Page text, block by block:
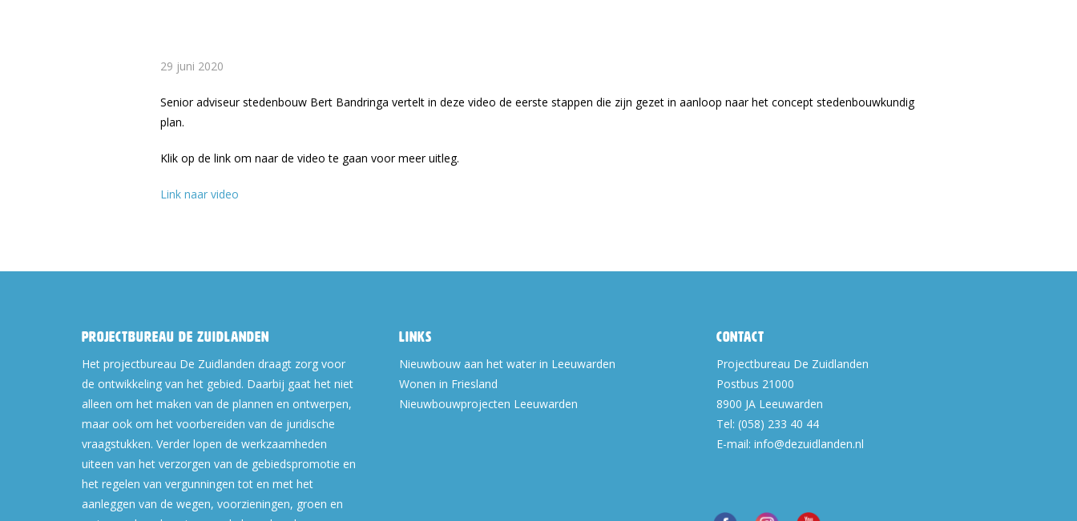
29 juni 2020
Senior adviseur stedenbouw Bert Bandringa vertelt in deze video de eerste stappen die zijn gezet in aanloop naar het concept stedenbouwkundig
plan.
Klik op de link om naar de video te gaan voor meer uitleg.
Link naar video
Projectbureau De Zuidlanden
Het projectbureau De Zuidlanden draagt zorg voor
de ontwikkeling van het gebied. Daarbij gaat het niet
alleen om het maken van de plannen en ontwerpen,
maar ook om het voorbereiden van de juridische
vraagstukken. Verder lopen de werkzaamheden
uiteen van het verzorgen van de gebiedspromotie en
het regelen van vergunningen tot en met het
aanleggen van de wegen, voorzieningen, groen en
Links
Nieuwbouw aan het water in Leeuwarden
Wonen in Friesland
Nieuwbouwprojecten Leeuwarden
Contact
Projectbureau De Zuidlanden
Postbus 21000
8900 JA Leeuwarden
Tel: (058) 233 40 44
E-mail: info@dezuidlanden.nl